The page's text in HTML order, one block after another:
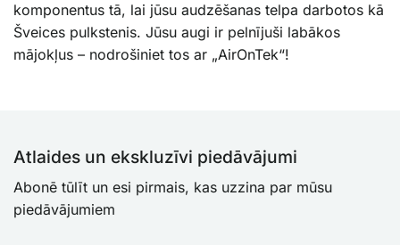
komponentus tā, lai jūsu audzēšanas telpa darbotos kā
Šveices pulkstenis. Jūsu augi ir pelnījuši labākos
mājokļus – nodrošiniet tos ar „AirOnTek“!
Atlaides un ekskluzīvi piedāvājumi
Abonē tūlīt un esi pirmais, kas uzzina par mūsu
piedāvājumiem